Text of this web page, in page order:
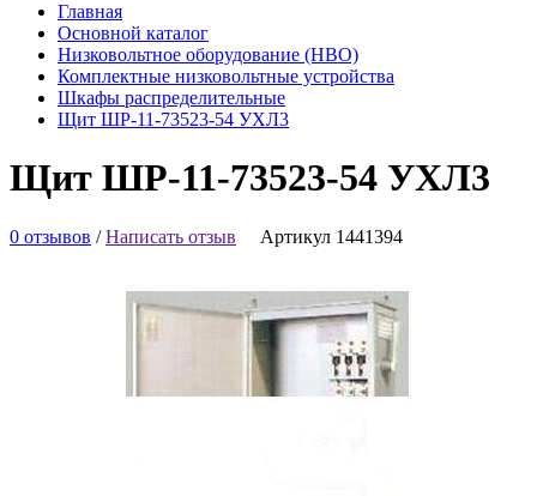
Главная
Основной каталог
Низковольтное оборудование (НВО)
Комплектные низковольтные устройства
Шкафы распределительные
Щит ШР-11-73523-54 УХЛ3
Щит ШР-11-73523-54 УХЛ3
0 отзывов /Написать отзыв Артикул 1441394